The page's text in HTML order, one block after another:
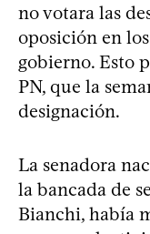
no votara las
oposición en
gobierno. Esto
PN, que la
designación.
La senadora
la bancada de
Bianchi, había